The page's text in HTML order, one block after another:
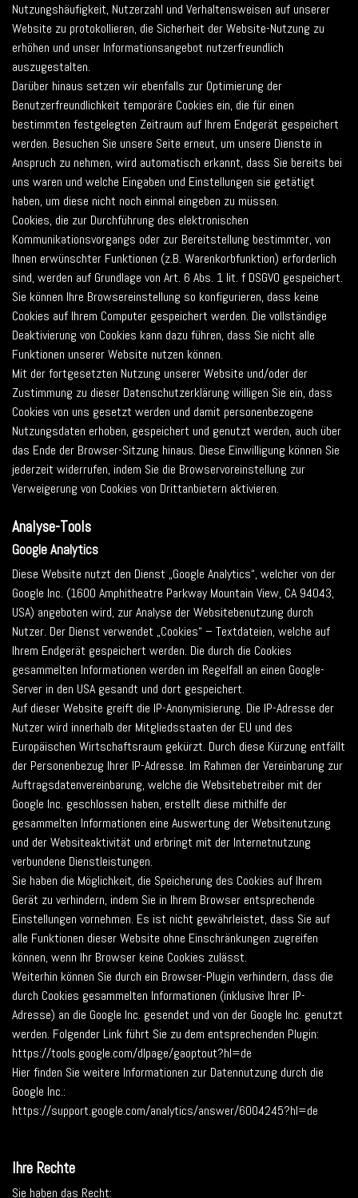
Nutzungshäufigkeit, Nutzerzahl und Verhaltensweisen auf unserer
Website zu protokollieren, die Sicherheit der Website-Nutzung zu
erhöhen und unser Informationsangebot nutzerfreundlich
auszugestalten.
Darüber hinaus setzen wir ebenfalls zur Optimierung der
Benutzerfreundlichkeit temporäre Cookies ein, die für einen
bestimmten festgelegten Zeitraum auf Ihrem Endgerät gespeichert
werden. Besuchen Sie unsere Seite erneut, um unsere Dienste in
Anspruch zu nehmen, wird automatisch erkannt, dass Sie bereits bei
uns waren und welche Eingaben und Einstellungen sie getätigt
haben, um diese nicht noch einmal eingeben zu müssen.
Cookies, die zur Durchführung des elektronischen
Kommunikationsvorgangs oder zur Bereitstellung bestimmter, von
Ihnen erwünschter Funktionen (z.B. Warenkorbfunktion) erforderlich
sind, werden auf Grundlage von Art. 6 Abs. 1 lit. f DSGVO gespeichert.
Sie können Ihre Browsereinstellung so konfigurieren, dass keine
Cookies auf Ihrem Computer gespeichert werden. Die vollständige
Deaktivierung von Cookies kann dazu führen, dass Sie nicht alle
Funktionen unserer Website nutzen können.
Mit der fortgesetzten Nutzung unserer Website und/oder der
Zustimmung zu dieser Datenschutzerklärung willigen Sie ein, dass
Cookies von uns gesetzt werden und damit personenbezogene
Nutzungsdaten erhoben, gespeichert und genutzt werden, auch über
das Ende der Browser-Sitzung hinaus. Diese Einwilligung können Sie
jederzeit widerrufen, indem Sie die Browservoreinstellung zur
Verweigerung von Cookies von Drittanbietern aktivieren.
Analyse-Tools
Google Analytics
Diese Website nutzt den Dienst „Google Analytics“, welcher von der
Google Inc. (1600 Amphitheatre Parkway Mountain View, CA 94043,
USA) angeboten wird, zur Analyse der Websitebenutzung durch
Nutzer. Der Dienst verwendet „Cookies“ – Textdateien, welche auf
Ihrem Endgerät gespeichert werden. Die durch die Cookies
gesammelten Informationen werden im Regelfall an einen Google-
Server in den USA gesandt und dort gespeichert.
Auf dieser Website greift die IP-Anonymisierung. Die IP-Adresse der
Nutzer wird innerhalb der Mitgliedsstaaten der EU und des
Europäischen Wirtschaftsraum gekürzt. Durch diese Kürzung entfällt
der Personenbezug Ihrer IP-Adresse. Im Rahmen der Vereinbarung zur
Auftragsdatenvereinbarung, welche die Websitebetreiber mit der
Google Inc. geschlossen haben, erstellt diese mithilfe der
gesammelten Informationen eine Auswertung der Websitenutzung
und der Websiteaktivität und erbringt mit der Internetnutzung
verbundene Dienstleistungen.
Sie haben die Möglichkeit, die Speicherung des Cookies auf Ihrem
Gerät zu verhindern, indem Sie in Ihrem Browser entsprechende
Einstellungen vornehmen. Es ist nicht gewährleistet, dass Sie auf
alle Funktionen dieser Website ohne Einschränkungen zugreifen
können, wenn Ihr Browser keine Cookies zulässt.
Weiterhin können Sie durch ein Browser-Plugin verhindern, dass die
durch Cookies gesammelten Informationen (inklusive Ihrer IP-
Adresse) an die Google Inc. gesendet und von der Google Inc. genutzt
werden. Folgender Link führt Sie zu dem entsprechenden Plugin:
https://tools.google.com/dlpage/gaoptout?hl=de
Hier finden Sie weitere Informationen zur Datennutzung durch die
Google Inc.:
https://support.google.com/analytics/answer/6004245?hl=de
Ihre Rechte
Sie haben das Recht: